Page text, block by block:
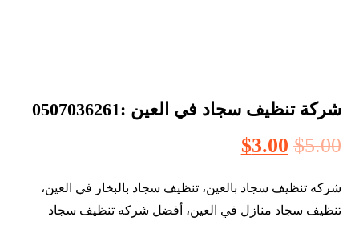
شركة تنظيف سجاد في العين :0507036261
$5.00
$3.00
شركه تنظيف سجاد بالعين، تنظيف سجاد بالبخار في العين،
تنظيف سجاد منازل في العين، أفضل شركه تنظيف سجاد